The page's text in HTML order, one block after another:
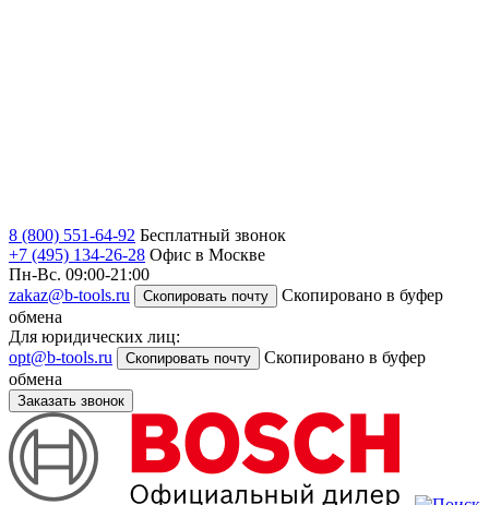
8 (800) 551-64-92 Бесплатный звонок
+7 (495) 134-26-28 Офис в Москве
Пн-Вс. 09:00-21:00
zakaz@b-tools.ru
Скопировать почту
Скопировано в буфер
обмена
Для юридических лиц:
opt@b-tools.ru
Скопировать почту
Скопировано в буфер
обмена
Заказать звонок